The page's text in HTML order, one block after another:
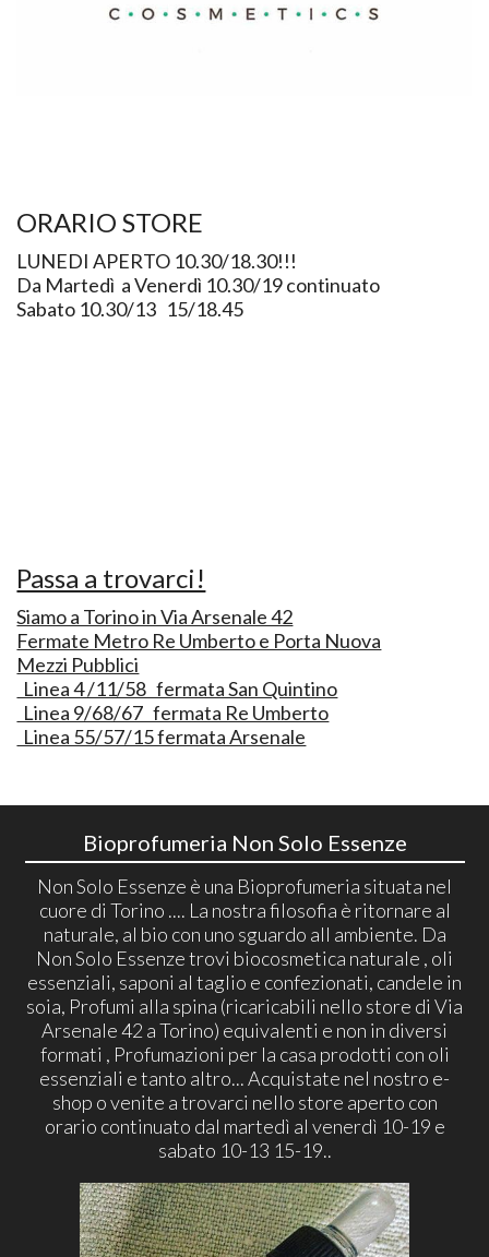
ORARIO STORE
LUNEDI APERTO 10.30/18.30!!!
Da Martedì a Venerdì 10.30/19 continuato
Sabato 10.30/13 15/18.45
Passa a trovarci!
Siamo a Torino in Via Arsenale 42
Fermate Metro Re Umberto e Porta Nuova
Mezzi Pubblici
Linea 4 /11/58 fermata San Quintino
Linea 9/68/67 fermata Re Umberto
Linea 55/57/15 fermata Arsenale
Bioprofumeria Non Solo Essenze
Non Solo Essenze è una Bioprofumeria situata nel
cuore di Torino .... La nostra filosofia è ritornare al
naturale, al bio con uno sguardo all ambiente. Da
Non Solo Essenze trovi biocosmetica naturale , oli
essenziali, saponi al taglio e confezionati, candele in
soia, Profumi alla spina (ricaricabili nello store di Via
Arsenale 42 a Torino) equivalenti e non in diversi
formati , Profumazioni per la casa prodotti con oli
essenziali e tanto altro... Acquistate nel nostro e-
shop o venite a trovarci nello store aperto con
orario continuato dal martedì al venerdì 10-19 e
sabato 10-13 15-19..